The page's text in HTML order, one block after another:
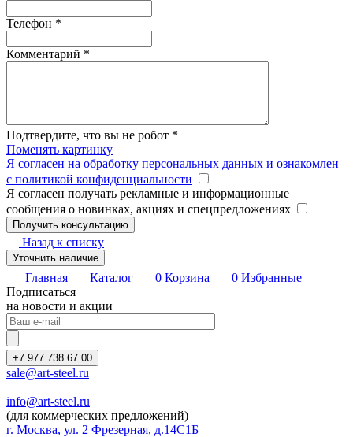
Телефон *
Комментарий *
Подтвердите, что вы не робот *
Поменять картинку
Я согласен на обработку персональных данных и ознакомлен
с политикой конфиденциальности
Я согласен получать рекламные и информационные
сообщения о новинках, акциях и спецпредложениях
Назад к списку
Уточнить наличие
Главная Каталог 0 Корзина 0 Избранные
Подписаться
на новости и акции
+7 977 738 67 00
sale@art-steel.ru
info@art-steel.ru
(для коммерческих предложений)
г. Москва, ул. 2 Фрезерная, д.14С1Б